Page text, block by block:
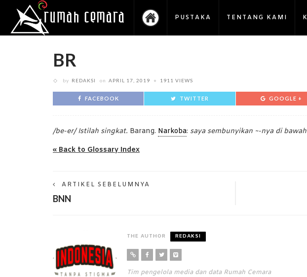
PUSTAKA TENTANG KAMI
BR
by REDAKSI on APRIL 17, 2019 1911 VIEWS
FACEBOOK TWITTER GOOGLE +
/be-er/ Istilah singkat. Barang. Narkoba: saya sembunyikan ~-nya di
« Back to Glossary Index
ARTIKEL SEBELUMNYA
BNN
THE AUTHOR REDAKSI
Tim pengelola media dan data Rumah Cemara